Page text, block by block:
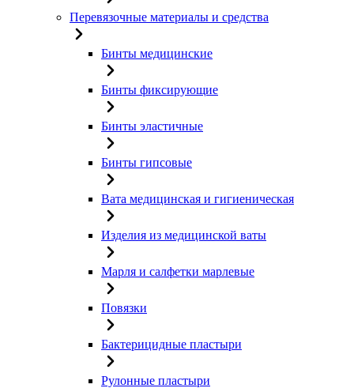
Перевязочные материалы и средства
Бинты медицинские
Бинты фиксирующие
Бинты эластичные
Бинты гипсовые
Вата медицинская и гигиеническая
Изделия из медицинской ваты
Марля и салфетки марлевые
Повязки
Бактерицидные пластыри
Рулонные пластыри